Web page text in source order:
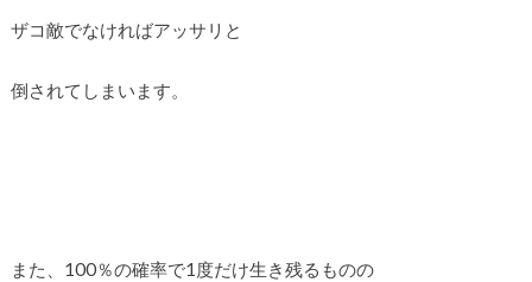
ザコ敵でなければアッサリと
倒されてしまいます。
また、100％の確率で1度だけ生き残るものの